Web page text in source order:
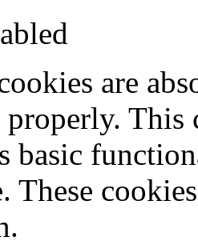
are
This
basic
These